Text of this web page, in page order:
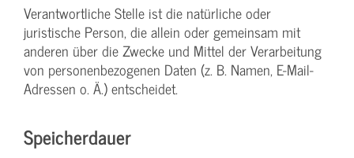
Verantwortliche Stelle ist die natürliche oder
juristische Person, die allein oder gemeinsam mit
anderen über die Zwecke und Mittel der Verarbeitung
von personenbezogenen Daten (z. B. Namen, E-Mail-
Adressen o. Ä.) entscheidet.
Speicherdauer